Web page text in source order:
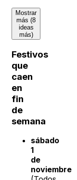
Mostrar
más (8
ideas
más)
Festivos
que
caen
en
fin
de
semana
sábado
1
de
noviembre